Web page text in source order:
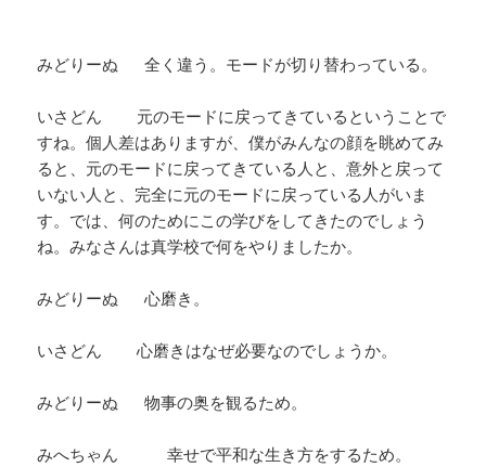
みどりーぬ 全く違う。モードが切り替わっている。
いさどん 元のモードに戻ってきているということで
すね。個人差はありますが、僕がみんなの顔を眺めてみ
ると、元のモードに戻ってきている人と、意外と戻って
いない人と、完全に元のモードに戻っている人がいま
す。では、何のためにこの学びをしてきたのでしょう
ね。みなさんは真学校で何をやりましたか。
みどりーぬ 心磨き。
いさどん 心磨きはなぜ必要なのでしょうか。
みどりーぬ 物事の奥を観るため。
みへちゃん 幸せで平和な生き方をするため。